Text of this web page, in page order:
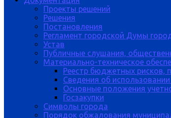
Проекты решений
Решения
Постановления
Регламент городской Думы
Устав
Публичные слушания,
Материально-техническое
Реестр бюджетных рисков,
Сведения об
Основные положения
Госзакупки
Символы города
Порядок обжалования